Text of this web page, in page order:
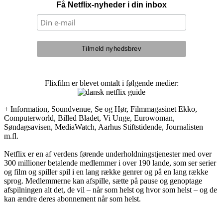
Få Netflix-nyheder i din inbox
Flixfilm er blevet omtalt i følgende medier:
+ Information, Soundvenue, Se og Hør, Filmmagasinet Ekko,
Computerworld, Billed Bladet, Vi Unge, Eurowoman,
Søndagsavisen, MediaWatch, Aarhus Stiftstidende, Journalisten
m.fl.
Netflix er en af verdens førende underholdningstjenester med over
300 millioner betalende medlemmer i over 190 lande, som ser serier
og film og spiller spil i en lang række genrer og på en lang række
sprog. Medlemmerne kan afspille, sætte på pause og genoptage
afspilningen alt det, de vil – når som helst og hvor som helst – og de
kan ændre deres abonnement når som helst.